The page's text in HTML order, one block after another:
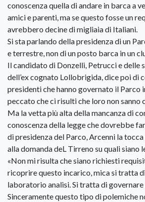
conoscenza quella di andare in barca a
amici e parenti, ma se questo fosse un
avrebbero decine di migliaia di Italiani.
Si sta parlando della presidenza di un
e terrestre, non di un posto barca in un
Il candidato di Donzelli, Petrucci e delle
dell’ex cognato Lollobrigida, dice poi di
presidenti che hanno governato il Parco
peccato che ci risulti che loro non sanno
Ma la vetta più alta della mancanza di
conoscenza della legge che dovrebbe
di presidenza del Parco, Arcenni la
alla domanda deL Tirreno su quali siano
«Non mi risulta che siano richiesti
ricoprire questo incarico, mica si tratta
laboratorio analisi. Si tratta di
Sinceramente questo tipo di polemiche